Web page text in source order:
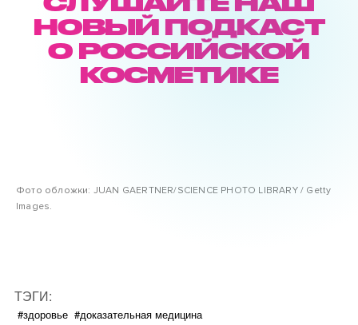
НОВЫЙ ПОДКАСТ
О РОССИЙСКОЙ
КОСМЕТИКЕ
Фото обложки: JUAN GAERTNER/SCIENCE PHOTO LIBRARY / Getty
Images.
ТЭГИ:
#здоровье #доказательная медицина